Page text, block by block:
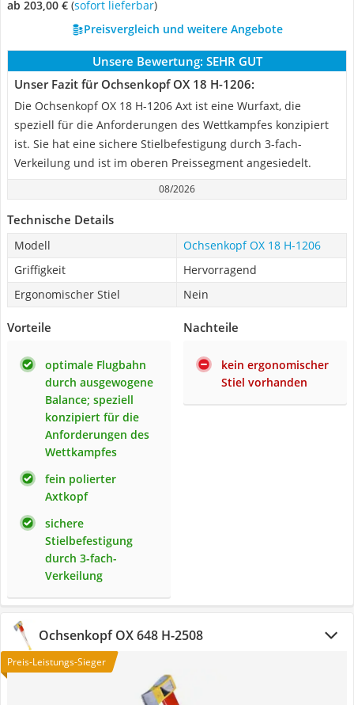
ab 203,00 € ( Sofort lieferbar)
Preisvergleich und weitere Angebote
Unsere Bewertung: SEHR GUT
Unser Fazit für Ochsenkopf OX 18 H-1206:
Die Ochsenkopf OX 18 H-1206 Axt ist eine Wurfaxt, die
speziell für die Anforderungen des Wettkampfes konzipiert
ist. Sie hat eine sichere Stielbefestigung durch 3-fach-
Verkeilung und ist im oberen Preissegment angesiedelt.
08/2026
Technische Details
Modell
Ochsenkopf OX 18 H-1206
Griffigkeit
Hervorragend
Ergonomischer Stiel
Nein
Vorteile
optimale Flugbahn
durch ausgewogene
Balance; speziell
konzipiert für die
Anforderungen des
Wettkampfes
fein polierter
Axtkopf
sichere
Stielbefestigung
durch 3-fach-
Verkeilung
Nachteile
kein ergonomischer
Stiel vorhanden
Ochsenkopf OX 648 H-2508
Preis-Leistungs-Sieger